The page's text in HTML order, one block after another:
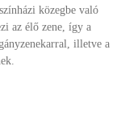
közegbe való
az élő zene, így a
illetve a